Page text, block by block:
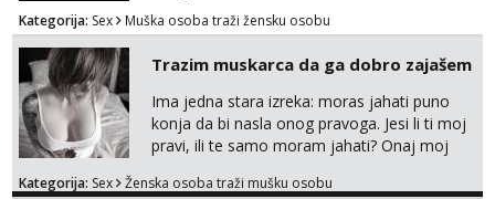
Kategorija: Sex Muška osoba traži žensku osobu
Trazim muskarca da ga dobro zajašem
Ima jedna stara izreka: moras jahati puno
konja da bi nasla onog pravoga. Jesi li ti moj
pravi, ili te samo moram jahati? Onaj moj
na sexdater link i javi mi se tamo....
Kategorija: Sex Ženska osoba traži mušku osobu